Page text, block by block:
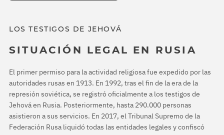
LOS TESTIGOS DE JEHOVÁ
SITUACIÓN LEGAL EN RUSIA
El primer permiso para la actividad religiosa fue expedido por las
autoridades rusas en 1913. En 1992, tras el fin de la era de la
represión soviética, se registró oficialmente a los testigos de
Jehová en Rusia. Posteriormente, hasta 290.000 personas
asistieron a sus servicios. En 2017, el Tribunal Supremo de la
Federación Rusa liquidó todas las entidades legales y confiscó